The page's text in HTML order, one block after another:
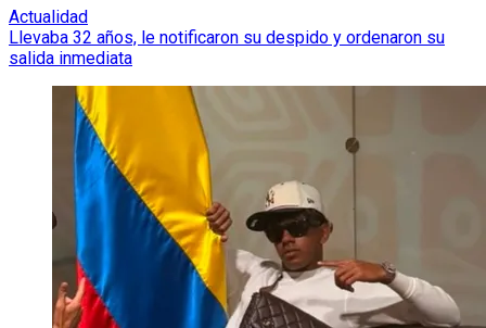
Actualidad
Llevaba 32 años, le notificaron su despido y ordenaron su
salida inmediata